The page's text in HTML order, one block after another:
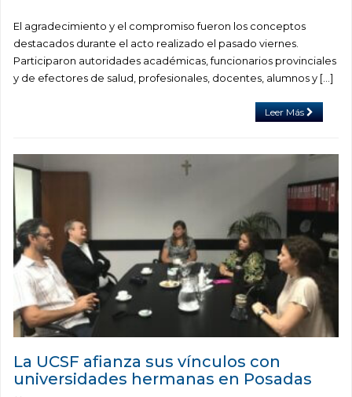
El agradecimiento y el compromiso fueron los conceptos
destacados durante el acto realizado el pasado viernes.
Participaron autoridades académicas, funcionarios provinciales
y de efectores de salud, profesionales, docentes, alumnos y […]
Leer Más
La UCSF afianza sus vínculos con
universidades hermanas en Posadas